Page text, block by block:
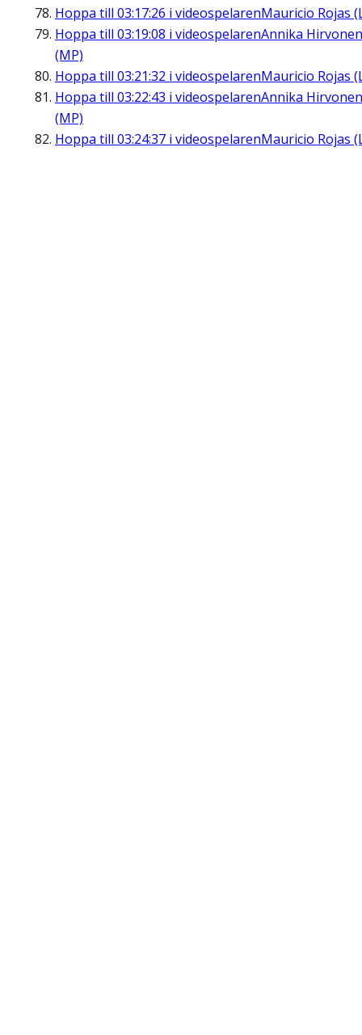
Hoppa till 03:17:26 i videospelarenMauricio Rojas
Hoppa till 03:19:08 i videospelarenAnnika Hirvonen
(MP)
Hoppa till 03:21:32 i videospelarenMauricio Rojas
Hoppa till 03:22:43 i videospelarenAnnika Hirvonen
(MP)
Hoppa till 03:24:37 i videospelarenMauricio Rojas